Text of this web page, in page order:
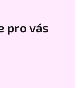
pro vás